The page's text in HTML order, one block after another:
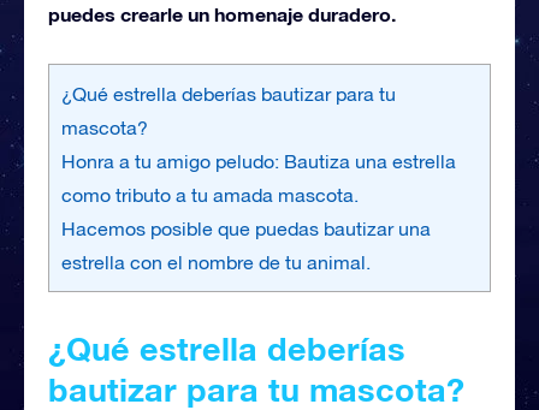
puedes crearle un homenaje duradero.
¿Qué estrella deberías bautizar para tu
mascota?
Honra a tu amigo peludo: Bautiza una estrella
como tributo a tu amada mascota.
Hacemos posible que puedas bautizar una
estrella con el nombre de tu animal.
¿Qué estrella deberías
bautizar para tu mascota?